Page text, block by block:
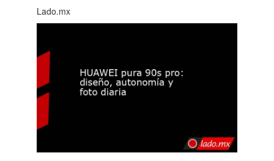
Lado.mx